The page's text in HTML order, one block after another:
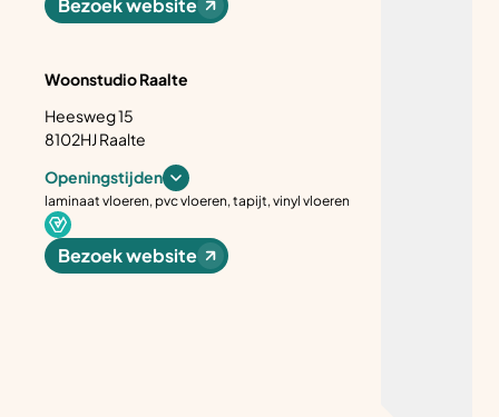
Bezoek website
Woonstudio Raalte
Heesweg 15
8102HJ Raalte
Openingstijden
laminaat vloeren, pvc vloeren, tapijt, vinyl vloeren
Bezoek website